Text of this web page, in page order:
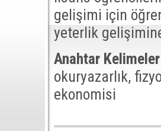
gelişimi için
yeterlik
Anahtar
okuryazarlık,
ekonomisi